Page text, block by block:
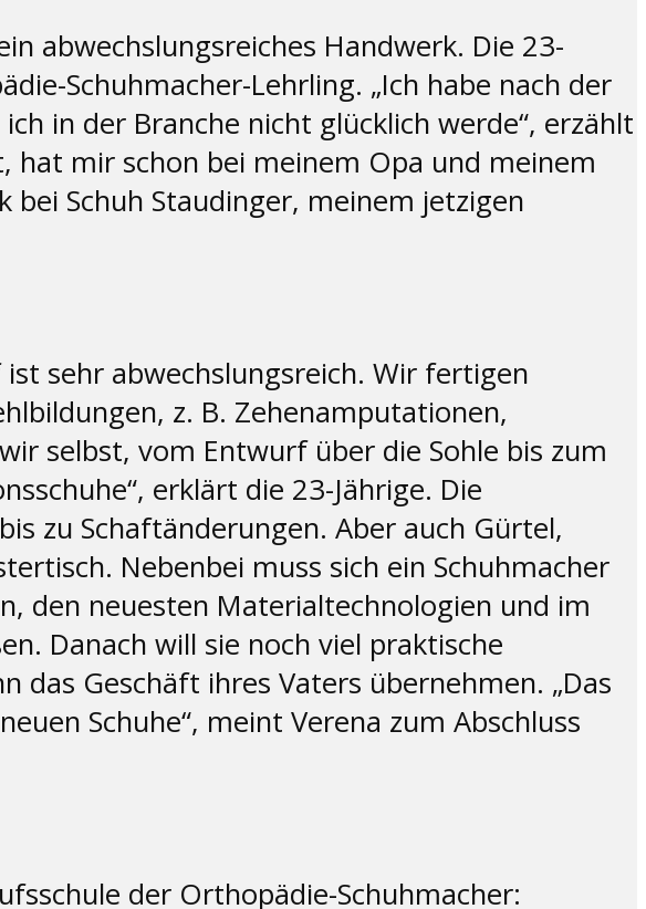
abwechslungsreiches Handwerk. Die 23-
Schuhmacher-Lehrling. „Ich habe nach der
in der Branche nicht glücklich werde“, erzählt
hat mir schon bei meinem Opa und meinem
bei Schuh Staudinger, meinem jetzigen
sehr abwechslungsreich. Wir fertigen
z. B. Zehenamputationen,
selbst, vom Entwurf über die Sohle bis zum
erklärt die 23-Jährige. Die
zu Schaftänderungen. Aber auch Gürtel,
Nebenbei muss sich ein Schuhmacher
den neuesten Materialtechnologien und im
Danach will sie noch viel praktische
Geschäft ihres Vaters übernehmen. „Das
Schuhe“, meint Verena zum Abschluss
der Orthopädie-Schuhmacher: